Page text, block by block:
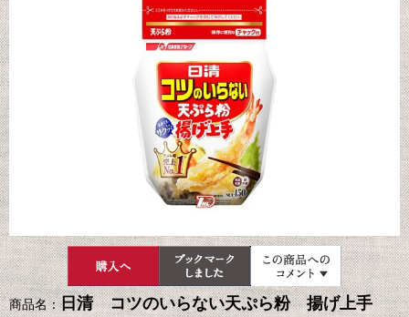
商品名：日清 コツのいらない天ぷら粉 揚げ上手